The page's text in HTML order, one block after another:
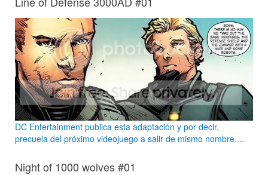
DC Entertainment publica esta adaptación y por decir,
precuela del próximo videojuego a salir de mismo nombre....
Night of 1000 wolves #01